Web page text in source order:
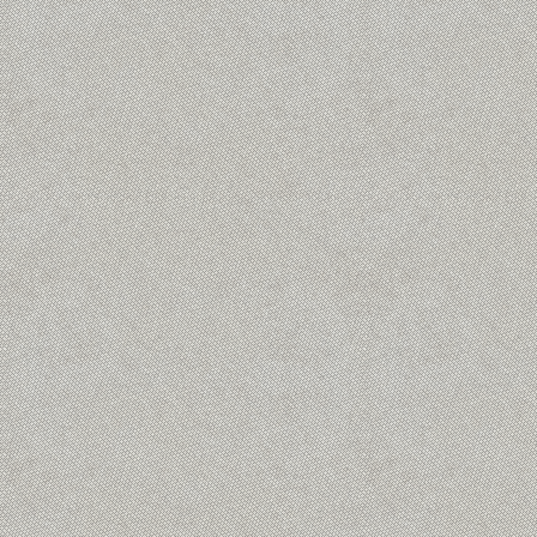
voor Uden-Zuid!
3rd, 2026 | 0 Reacties
Magazine voorjaar
juni 13th, 2026 | 0 Reacties